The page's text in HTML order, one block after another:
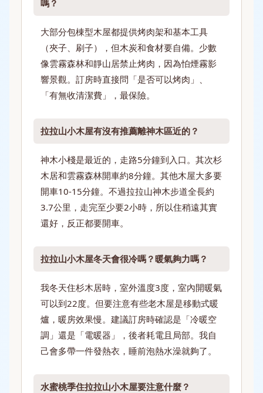
嗎？
大部分包棟型木屋都提供烤肉架和基本工具
（夾子、刷子），但木炭和食材要自備。少數
像雲霧森林和靜山居禁止烤肉，因為怕煙霧影
響景觀。訂房時直接問「是否可以烤肉」、
「有無收清潔費」，最保險。
拉拉山小木屋有沒有推薦離神木區近的？
神木小棧是最近的，走路5分鐘到入口。其次杉
木居和雲霧森林開車約8分鐘。其他木屋大多要
開車10-15分鐘。不過拉拉山神木步道全長約
3.7公里，走完至少要2小時，所以住稍遠其實
還好，反正都要開車。
拉拉山小木屋冬天會很冷嗎？暖氣夠力嗎？
我冬天住杉木居時，室外溫度3度，室內開暖氣
可以到22度。但要注意有些老木屋是移動式暖
爐，暖房效果慢。建議訂房時確認是「冷暖空
調」還是「電暖器」，後者耗電且局部。我自
己會多帶一件發熱衣，睡前泡熱水澡就夠了。
水蜜桃季住拉拉山小木屋要注意什麼？